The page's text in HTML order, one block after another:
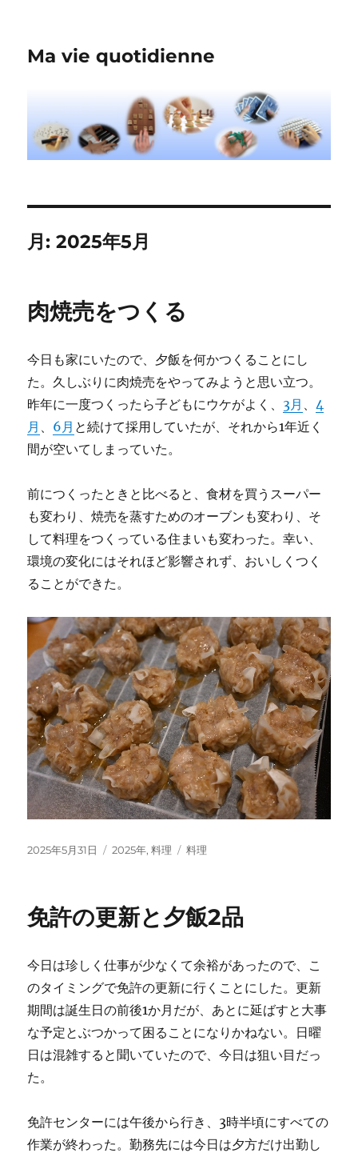
Ma vie quotidienne
月:2025年5月
肉焼売をつくる
今日も家にいたので、夕飯を何かつくることにし
た。久しぶりに肉焼売をやってみようと思い立つ。
昨年に一度つくったら子どもにウケがよく、 3月 、4
月 、 6月 と続けて採用していたが、それから1年近く
間が空いてしまっていた。
前につくったときと比べると、食材を買うスーパー
も変わり、焼売を蒸すためのオーブンも変わり、そ
して料理をつくっている住まいも変わった。幸い、
環境の変化にはそれほど影響されず、おいしくつく
ることができた。
投
2025年5月31日
カ
ー
2025年,料理
タ
料理
免許の更新と夕飯2品
今日は珍しく仕事が少なくて余裕があったので、こ
のタイミングで免許の更新に行くことにした。更新
期間は誕生日の前後1か月だが、あとに延ばすと大事
な予定とぶつかって困ることになりかねない。日曜
日は混雑すると聞いていたので、今日は狙い目だっ
た。
免許センターには午後から行き、3時半頃にすべての
作業が終わった。勤務先には今日は夕方だけ出勤し